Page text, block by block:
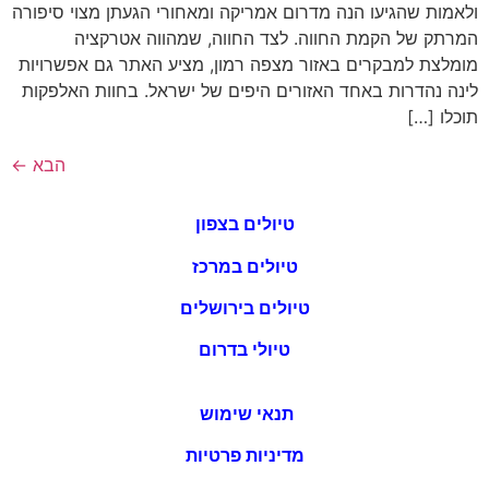
ולאמות שהגיעו הנה מדרום אמריקה ומאחורי הגעתן מצוי סיפורה
המרתק של הקמת החווה. לצד החווה, שמהווה אטרקציה
מומלצת למבקרים באזור מצפה רמון, מציע האתר גם אפשרויות
לינה נהדרות באחד האזורים היפים של ישראל. בחוות האלפקות
תוכלו […]
הבא ←
טיולים בצפון
טיולים במרכז
טיולים בירושלים
טיולי בדרום
תנאי שימוש
מדיניות פרטיות